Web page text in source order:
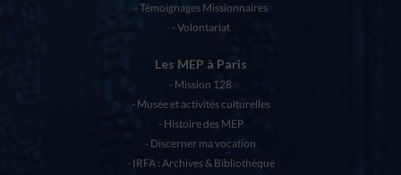
Témoignages Missionnaires
Volontariat
Les MEP à Paris
Mission 128
Musée et activités culturelles
Histoire des MEP
Discerner ma vocation
IRFA : Archives & Bibliothèque